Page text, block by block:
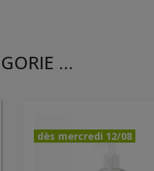
...
dès mercredi 12/08